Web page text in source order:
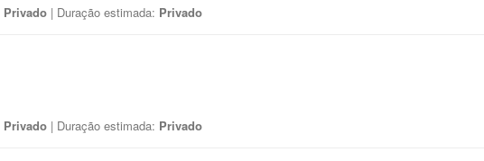
Privado | Duração estimada: Privado
Privado | Duração estimada: Privado